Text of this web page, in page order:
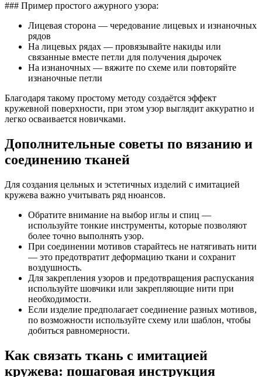
### Пример простого ажурного узора:
Лицевая сторона — чередование лицевых и изнаночных
рядов
На лицевых рядах — провязывайте накиды или
связанные вместе петли для получения дырочек
На изнаночных — вяжите по схеме или повторяйте
изнаночные петли
Благодаря такому простому методу создаётся эффект
кружевной поверхности, при этом узор выглядит аккуратно и
легко осваивается новичками.
Дополнительные советы по вязанию и
соединению тканей
Для создания цельных и эстетичных изделий с имитацией
кружева важно учитывать ряд нюансов.
Обратите внимание на выбор иглы и спиц —
используйте тонкие инструменты, которые позволяют
более точно выполнять узор.
При соединении мотивов старайтесь не натягивать нити
— это предотвратит деформацию ткани и сохранит
воздушность.
Для закрепления узоров и предотвращения распускания
используйте шовчики или закрепляющие нити при
необходимости.
Если изделие предполагает соединение разных мотивов,
по возможности используйте схему или шаблон, чтобы
добиться равномерности.
Как связать ткань с имитацией
кружева: пошаговая инструкция